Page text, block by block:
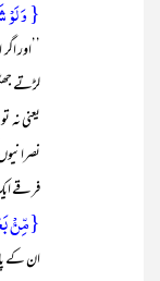
{ وَ
’’اور
لڑتے
یعنی نہ
فرقے
{مِّنۡۢ
ان کے